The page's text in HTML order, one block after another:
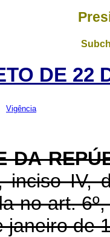
DE 22
Vigência
DA
inciso IV,
no art.
janeiro de